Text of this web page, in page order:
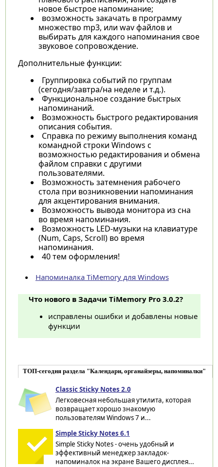
новое быстрое напоминание;
возможность закачать в программу
множество mp3, или wav файлов и
выбирать для каждого напоминания свое
звуковое сопровождение.
Дополнительные функции:
Группировка событий по группам
(сегодня/завтра/на неделе и т.д.).
Функциональное создание быстрых
напоминаний.
Возможность быстрого редактирования
описания события.
Справка по режиму выполнения команд
командной строки Windows с
возможностью редактирования и обмена
файлом справки с другими
пользователями.
Возможность затемнения рабочего
стола при возникновении напоминания
для акцентирования внимания.
Возможность вывода монитора из сна
во время напоминания.
Возможность LED-музыки на клавиатуре
(Num, Caps, Scroll) во время
напоминания.
40 тем оформления!
Напоминалка TiMemory для Windows
Что нового в Задачи TiMemory Pro 3.0.2?
исправлены ошибки и добавлены новые
функции
ТОП-сегодня раздела "Календари, органайзеры, напоминалки"
Classic Sticky Notes 2.0
Легковесная небольшая утилита, которая
возвращает хорошо знакомую
пользователям Windows 7 и...
Simple Sticky Notes 6.1
Simple Sticky Notes - очень удобный и
эффективный менеджер закладок-
напоминалок на экране Вашего дисплея...